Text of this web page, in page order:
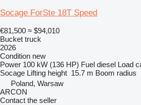
Socage ForSte 18T Speed
€81,500 ≈ $94,010
Bucket truck
2026
Condition new
Power 100 kW (136 HP) Fuel diesel Load
Socage Lifting height 15.7 m Boom radius
Poland, Warsaw
ARCON
Contact the seller